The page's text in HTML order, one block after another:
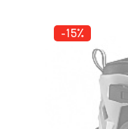
-15%